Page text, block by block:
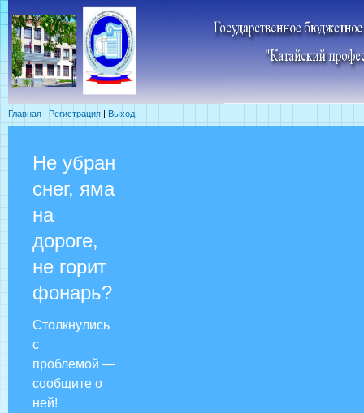
Главная | Регистрация | Выход|
Не убран
снег, яма
на
дороге,
не горит
фонарь?
Столкнулись
с
проблемой —
сообщите о
ней!